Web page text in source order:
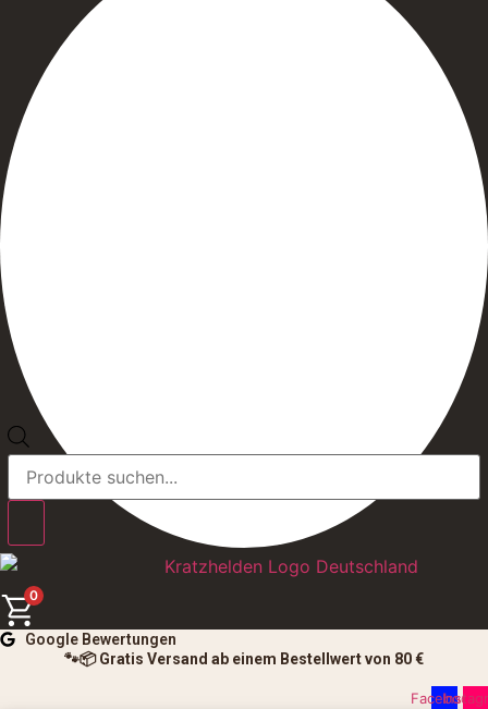
Products
search
0
Google Bewertungen
🐾📦 Gratis Versand ab einem Bestellwert von 80 €
Facebook